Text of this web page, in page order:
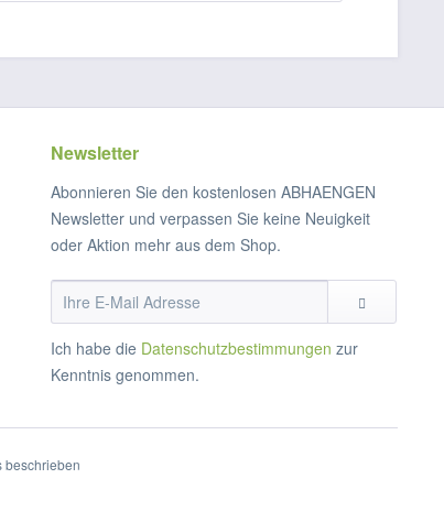
Newsletter
Abonnieren Sie den kostenlosen ABHAENGEN
Newsletter und verpassen Sie keine Neuigkeit
oder Aktion mehr aus dem Shop.
Ich habe die Datenschutzbestimmungen zur
Kenntnis genommen.
beschrieben